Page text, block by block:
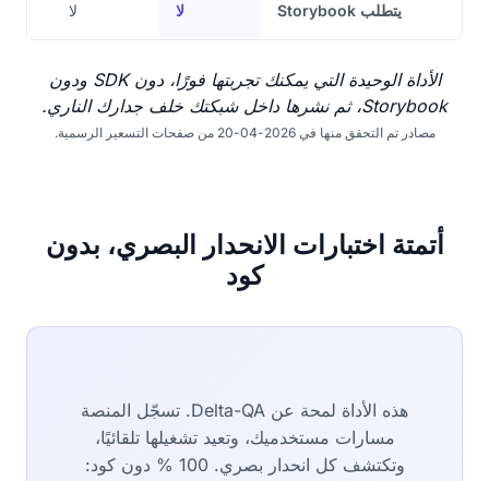
يتطلب Storybook لا لا
الأداة الوحيدة التي يمكنك تجربتها فورًا، دون SDK ودون
Storybook، ثم نشرها داخل شبكتك خلف جدارك الناري.
مصادر تم التحقق منها في 2026-04-20 من صفحات التسعير الرسمية.
أتمتة اختبارات الانحدار البصري، بدون
كود
هذه الأداة لمحة عن Delta-QA. تسجّل المنصة
مسارات مستخدميك، وتعيد تشغيلها تلقائيًا،
وتكتشف كل انحدار بصري. 100 % دون كود: